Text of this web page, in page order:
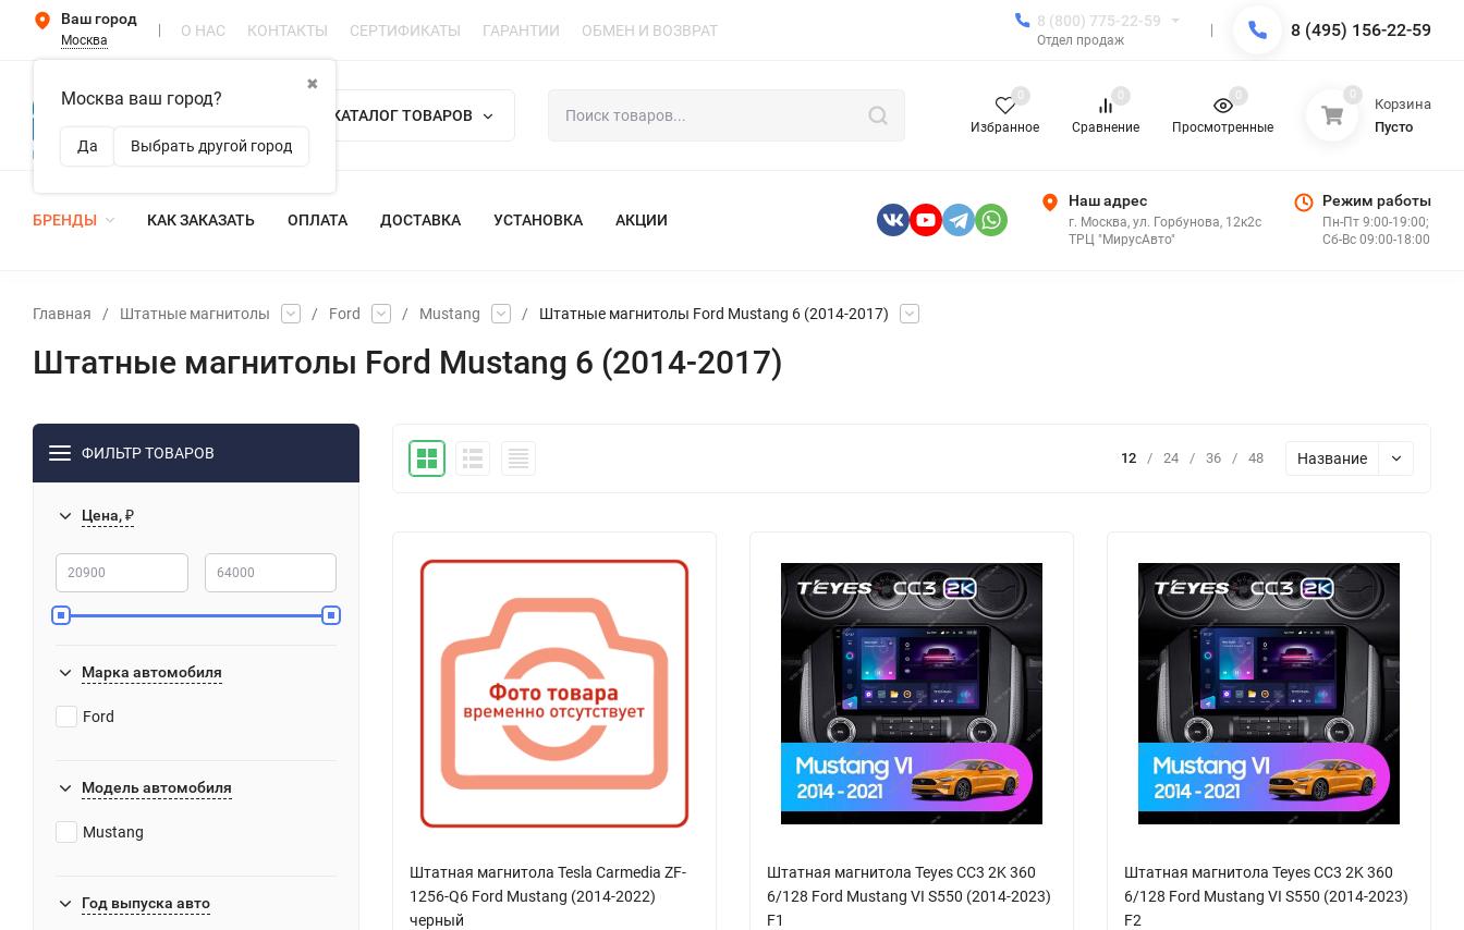
Ваш город
Москва
✖
Москва ваш город?
Да Выбрать другой город
О НАС КОНТАКТЫ СЕРТИФИКАТЫ ГАРАНТИИ ОБМЕН И ВОЗВРАТ
8 (800) 775-22-59
Отдел продаж 8 (495) 156-22-59
КАТАЛОГ ТОВАРОВ
Избранное
0
Сравнение
0
Просмотренные
0 0
Корзина
Пусто
БРЕНДЫ КАК ЗАКАЗАТЬ ОПЛАТА ДОСТАВКА УСТАНОВКА АКЦИИ
Наш адрес
г. Москва, ул. Горбунова, 12к2с
ТРЦ "МирусАвто"
Режим работы
Пн-Пт 9:00-19:00;
Сб-Вс 09:00-18:00
Главная / Штатные магнитолы / Ford / Mustang / Штатные магнитолы Ford Mustang 6 (2014-2017)
Штатные магнитолы Ford Mustang 6 (2014-2017)
ФИЛЬТР ТОВАРОВ
Цена, ₽
Марка автомобиля
Ford
Модель автомобиля
Mustang
Год выпуска авто
12 / 24 / 36 / 48 Название
Штатная магнитола Tesla Carmedia ZF-
1256-Q6 Ford Mustang (2014-2022)
черный
Штатная магнитола Teyes CC3 2K 360
6/128 Ford Mustang VI S550 (2014-2023)
F1
Штатная магнитола Teyes CC3 2K 360
6/128 Ford Mustang VI S550 (2014-2023)
F2